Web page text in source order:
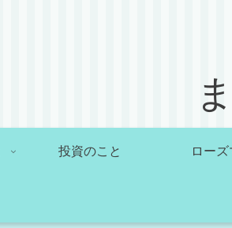
投資のこと ロー